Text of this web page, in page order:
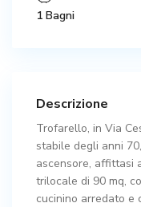
1 Bagni
Descrizione
Trofarello, in Via
stabile degli anni
ascensore, affittasi
trilocale di 90 mq,
cucinino arredato e